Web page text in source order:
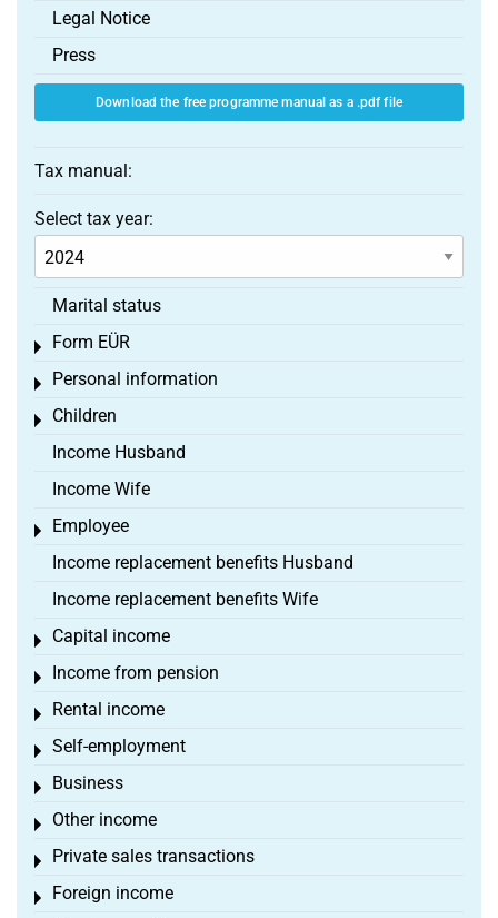
Legal Notice
Press
Download the free programme manual as a .pdf file
Tax manual:
Select tax year:
Marital status
Form EÜR
Toggle menu
Personal information
Toggle menu
Children
Toggle menu
Income Husband
Income Wife
Employee
Toggle menu
Income replacement benefits Husband
Income replacement benefits Wife
Capital income
Toggle menu
Income from pension
Toggle menu
Rental income
Toggle menu
Self-employment
Toggle menu
Business
Toggle menu
Other income
Toggle menu
Private sales transactions
Toggle menu
Foreign income
Toggle menu